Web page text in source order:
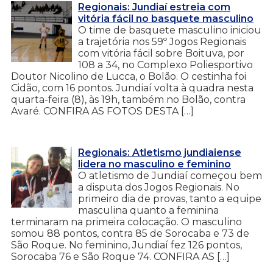
Regionais: Jundiaí estreia com
vitória fácil no basquete masculino
O time de basquete masculino iniciou
a trajetória nos 59º Jogos Regionais
com vitória fácil sobre Boituva, por
108 a 34, no Complexo Poliesportivo
Doutor Nicolino de Lucca, o Bolão. O cestinha foi
Cidão, com 16 pontos. Jundiaí volta à quadra nesta
quarta-feira (8), às 19h, também no Bolão, contra
Avaré. CONFIRA AS FOTOS DESTA […]
Regionais: Atletismo jundiaiense
lidera no masculino e feminino
O atletismo de Jundiaí começou bem
a disputa dos Jogos Regionais. No
primeiro dia de provas, tanto a equipe
masculina quanto a feminina
terminaram na primeira colocação. O masculino
somou 88 pontos, contra 85 de Sorocaba e 73 de
São Roque. No feminino, Jundiaí fez 126 pontos,
Sorocaba 76 e São Roque 74. CONFIRA AS […]